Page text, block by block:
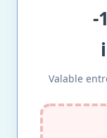
-
Valable